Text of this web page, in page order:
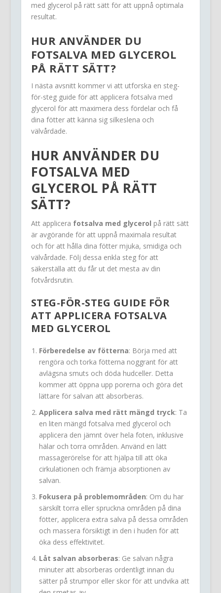
med glycerol på rätt sätt för att uppnå optimala
resultat.
HUR ANVÄNDER DU
FOTSALVA MED GLYCEROL
PÅ RÄTT SÄTT?
I nästa avsnitt kommer vi att utforska en steg-
för-steg guide för att applicera fotsalva med
glycerol för att maximera dess fördelar och få
dina fötter att känna sig silkeslena och
välvårdade.
HUR ANVÄNDER DU
FOTSALVA MED
GLYCEROL PÅ RÄTT
SÄTT?
Att applicera fotsalva med glycerol på rätt sätt
är avgörande för att uppnå maximala resultat
och för att hålla dina fötter mjuka, smidiga och
välvårdade. Följ dessa enkla steg för att
säkerställa att du får ut det mesta av din
fotvårdsrutin.
STEG-FÖR-STEG GUIDE FÖR
ATT APPLICERA FOTSALVA
MED GLYCEROL
Förberedelse av fötterna: Börja med att
rengöra och torka fötterna noggrant för att
avlägsna smuts och döda hudceller. Detta
kommer att öppna upp porerna och göra det
lättare för salvan att absorberas.
Applicera salva med rätt mängd tryck: Ta
en liten mängd fotsalva med glycerol och
applicera den jämnt över hela foten, inklusive
hälar och torra områden. Använd en lätt
massagerörelse för att hjälpa till att öka
cirkulationen och främja absorptionen av
salvan.
Fokusera på problemområden: Om du har
särskilt torra eller spruckna områden på dina
fötter, applicera extra salva på dessa områden
och massera försiktigt in den i huden för att
öka dess effektivitet.
Låt salvan absorberas: Ge salvan några
minuter att absorberas ordentligt innan du
sätter på strumpor eller skor för att undvika att